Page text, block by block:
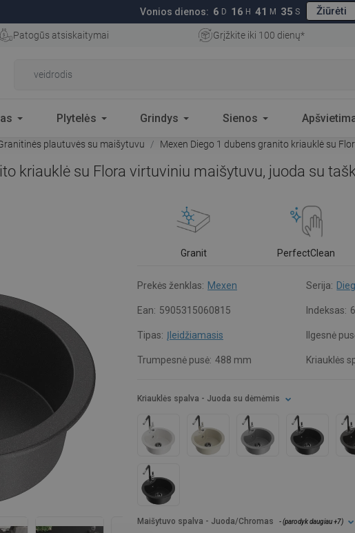
Vonios dienos: 6 D 16 H 41 M 34 S Žiūrėti
Patogūs atsiskaitymai Grįžkite iki 100 dienų*
Plytelės Grindys Sienos
plautuvės su maišytuvu Mexen Diego 1 dubens granito kriauklė su
kriauklė su Flora virtuviniu maišytuvu, juoda su
Granit PerfectClean
Prekės ženklas: Mexen Serija:
Ean: 5905315060815 Indeksas:
Tipas: Įleidžiamasis Ilgesnė
Trumpesnė pusė: 488 mm Kriauklės
Kriauklės spalva - Juoda su dėmėmis
Maišytuvo spalva - Juoda/Chromas - (parodyk daugiau+7)